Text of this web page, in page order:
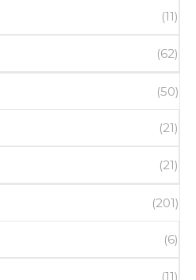
(11)
(62)
(50)
(21)
(21)
(201)
(6)
(11)